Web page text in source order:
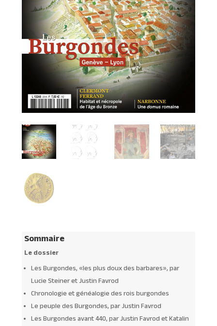
Sommaire
Le dossier
Les Burgondes, «les plus doux des barbares», par
Lucie Steiner et Justin Favrod
Chronologie et généalogie des rois burgondes
Le peuple des Burgondes, par Justin Favrod
Les Burgondes avant 440, par Justin Favrod et Katalin